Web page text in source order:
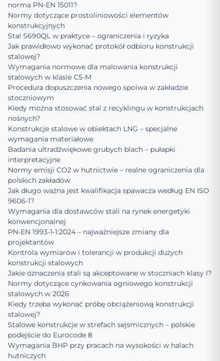
norma PN-EN 15011?
Normy dotyczące prostoliniowości elementów
konstrukcyjnych
Stal S690QL w praktyce – ograniczenia i ryzyka
Jak prawidłowo wykonać protokół odbioru konstrukcji
stalowej?
Wymagania normowe dla malowania konstrukcji
stalowych w klasie C5-M
Procedura dopuszczenia nowego spoiwa w zakładzie
stoczniowym
Kiedy można stosować stal z recyklingu w konstrukcjach
nośnych?
Konstrukcje stalowe w obiektach LNG – specjalne
wymagania materiałowe
Badania ultradźwiękowe grubych blach – pułapki
interpretacyjne
Normy emisji CO2 w hutnictwie – realne ograniczenia dla
polskich zakładów
Jak długo ważna jest kwalifikacja spawacza według EN ISO
9606-1?
Wymagania dla dostawców stali na rynek energetyki
konwencjonalnej
PN-EN 1993-1-1:2024 – najważniejsze zmiany dla
projektantów
Kontrola wymiarów i tolerancji w produkcji dużych
konstrukcji stalowych
Jakie oznaczenia stali są akceptowane w stoczniach klasy I?
Normy dotyczące cynkowania ogniowego konstrukcji
stalowych w 2026
Kiedy trzeba wykonać próbę obciążeniową konstrukcji
stalowej?
Stalowe konstrukcje w strefach sejsmicznych – polskie
podejście do Eurocode 8
Wymagania BHP przy pracach na wysokości w halach
hutniczych